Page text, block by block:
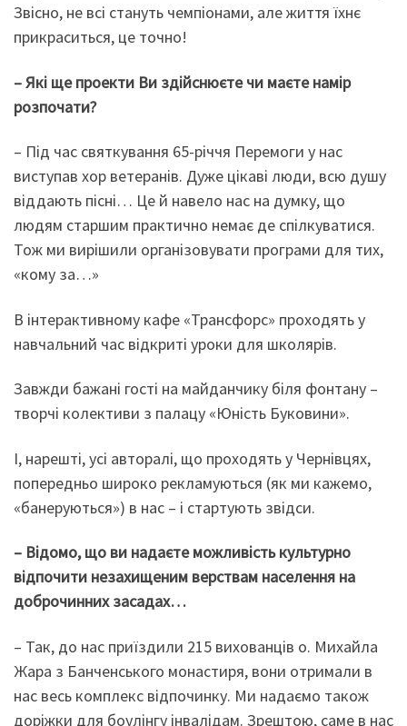
Звісно, не всі стануть чемпіонами, але життя їхнє
прикраситься, це точно!
– Які ще проекти Ви здійснюєте чи маєте намір
розпочати?
– Під час святкування 65-річчя Перемоги у нас
виступав хор ветеранів. Дуже цікаві люди, всю душу
віддають пісні… Це й навело нас на думку, що
людям старшим практично немає де спілкуватися.
Тож ми вирішили організовувати програми для тих,
«кому за…»
В інтерактивному кафе «Трансфорс» проходять у
навчальний час відкриті уроки для школярів.
Завжди бажані гості на майданчику біля фонтану –
творчі колективи з палацу «Юність Буковини».
І, нарешті, усі авторалі, що проходять у Чернівцях,
попередньо широко рекламуються (як ми кажемо,
«банеруються») в нас – і стартують звідси.
– Відомо, що ви надаєте можливість культурно
відпочити незахищеним верствам населення на
доброчинних засадах…
– Так, до нас приїздили 215 вихованців о. Михайла
Жара з Банченського монастиря, вони отримали в
нас весь комплекс відпочинку. Ми надаємо також
доріжки для боулінгу інвалідам. Зрештою, саме в нас